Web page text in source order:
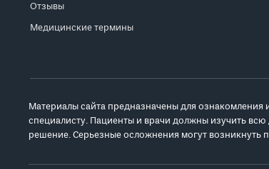
Отзывы
Медицинские термины
Материалы сайта предназначены для ознакомления
специалисту. Пациенты и врачи должны изучить
решение. Серьезные осложнения могут